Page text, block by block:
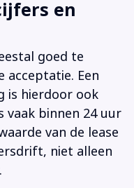
en
goed te
acceptatie. Een
is hierdoor ook
binnen 24 uur
van de lease
niet alleen